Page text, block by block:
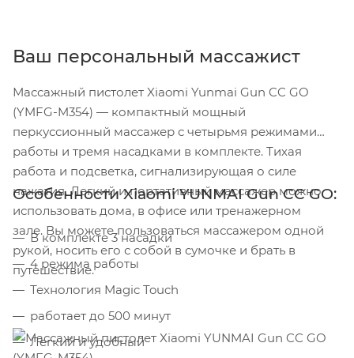
Ваш персональный массажист
Массажный пистолет Xiaomi Yunmai Gun CC GO
(YMFG-M354) — компактный мощный
перкуссионный массажер с четырьмя режимами
работы и тремя насадками в комплекте. Тихая
работа и подсветка, сигнализирующая о силе
нажатия. Легкий и портативный массажер можно
использовать дома, в офисе или тренажерном
зале. Вы можете пользоваться массажером одной
рукой, носить его с собой в сумочке и брать в
путешествие.
Особенности Xiaomi YUNMAI Gun CC GO:
В комплекте 3 насадки
4 режима работы
Технология Magic Touch
работает до 500 минут
Легкий и удобный